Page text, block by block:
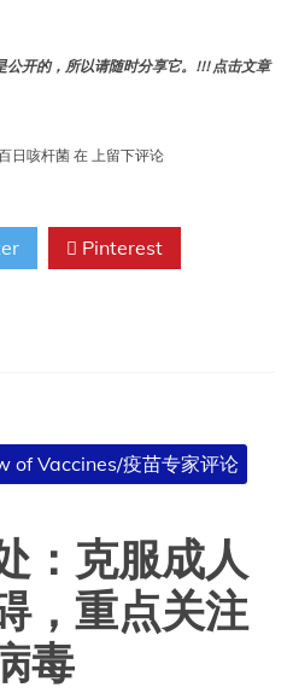
公开的，所以请随时分享它。!!! 点击文章
日咳杆菌 在 全
和
无
细
——
重
视
证
据
上留下评论
Pinterest
of Vaccines/疫苗专家评论
：克服成人
，重点关注
毒